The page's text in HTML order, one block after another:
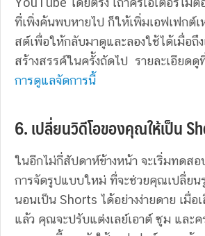
ที่เพิ่งค้นพบหายไป ก็ให้เพิ่มเอฟเฟกต์
สต์เพื่อให้กลับมาดูและลองใช้ได้เมื่อถึง
สร้างสรรค์ในครั้งถัดไป รายละเอียดดู
การดูแลจัดการนี้
6. เปลี่ยนวิดีโอของคุณให้เป็น
ในอีกไม่กี่สัปดาห์ข้างหน้า จะเริ่มทดสอ
การจัดรูปแบบใหม่ ที่จะช่วยคุณเปลี่ยน
นอนเป็น Shorts ได้อย่างง่ายดาย เมื่อ
แล้ว คุณจะปรับแต่งเลย์เอาต์ ซูม และ